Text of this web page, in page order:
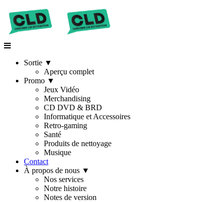
Sortie ▼
Aperçu complet
Promo ▼
Jeux Vidéo
Merchandising
CD DVD & BRD
Informatique et Accessoires
Retro-gaming
Santé
Produits de nettoyage
Musique
Contact
À propos de nous ▼
Nos services
Notre histoire
Notes de version